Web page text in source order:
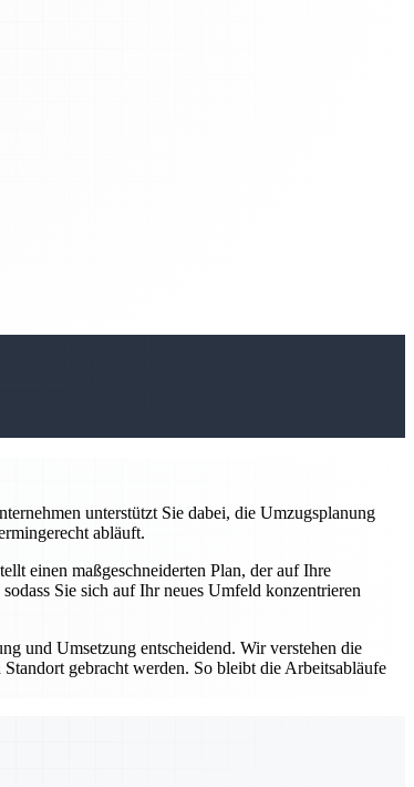
unterstützt Sie dabei, die Umzugsplanung
abläuft.
einen maßgeschneiderten Plan, der auf Ihre
Sie sich auf Ihr neues Umfeld konzentrieren
und Umsetzung entscheidend. Wir verstehen die
gebracht werden. So bleibt die Arbeitsabläufe